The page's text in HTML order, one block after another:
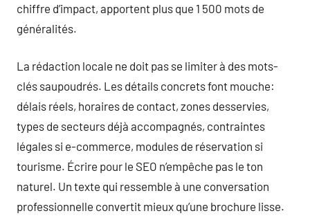
chiffre d’impact, apportent plus que 1 500 mots de
généralités.
La rédaction locale ne doit pas se limiter à des mots-
clés saupoudrés. Les détails concrets font mouche:
délais réels, horaires de contact, zones desservies,
types de secteurs déjà accompagnés, contraintes
légales si e-commerce, modules de réservation si
tourisme. Écrire pour le SEO n’empêche pas le ton
naturel. Un texte qui ressemble à une conversation
professionnelle convertit mieux qu’une brochure lisse.